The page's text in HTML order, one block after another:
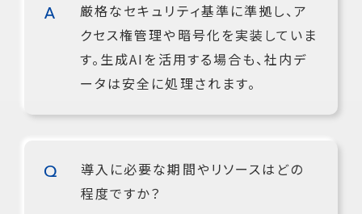
厳格なセキュリティ基準に準拠し、ア
クセス権管理や暗号化を実装していま
す。生成AIを活用する場合も、社内デ
ータは安全に処理されます。
導入に必要な期間やリソースはどの
程度ですか？